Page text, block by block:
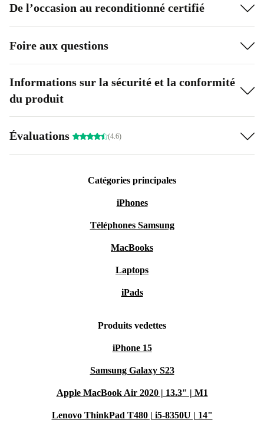
De l’occasion au reconditionné certifié
Foire aux questions
Informations sur la sécurité et la conformité
du produit
Évaluations (4.6)
Catégories principales
iPhones
Téléphones Samsung
MacBooks
Laptops
iPads
Produits vedettes
iPhone 15
Samsung Galaxy S23
Apple MacBook Air 2020 | 13.3" | M1
Lenovo ThinkPad T480 | i5-8350U | 14"